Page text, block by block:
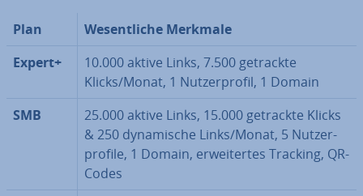
Plan
We­sent­li­che Merkmale
Expert+
10.000 aktive Links, 7.500 getrackte
Klicks/Monat, 1 Nut­zer­pro­fil, 1 Domain
SMB
25.000 aktive Links, 15.000 getrackte Klicks
& 250 dy­na­mi­sche Links/Monat, 5 Nut­zer­
pro­fi­le, 1 Domain, er­wei­ter­tes Tracking, QR-
Codes